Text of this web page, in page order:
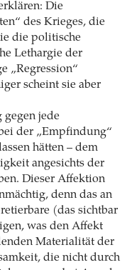
Die
des Krieges, die
die politische
Lethargie der
„Regression“
scheint sie aber
jede
der „Empfindung“
hätten – dem
angesichts der
Dieser Affektion
denn das an
(das sichtbar
was den Affekt
Materialität der
die nicht durch